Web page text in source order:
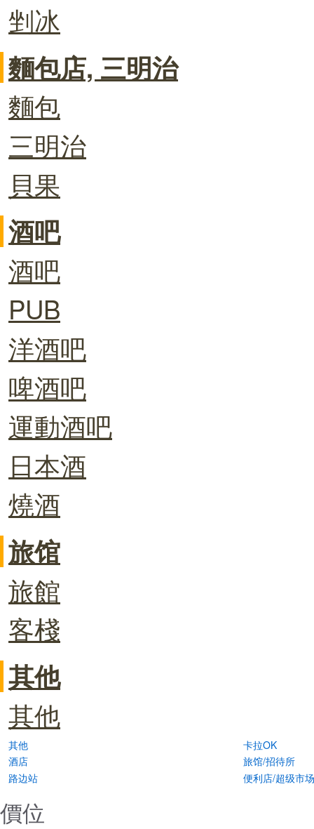
剉冰
麵包店, 三明治
麵包
三明治
貝果
酒吧
酒吧
PUB
洋酒吧
啤酒吧
運動酒吧
日本酒
燒酒
旅馆
旅館
客棧
其他
其他
其他
卡拉OK
酒店
旅馆/招待所
路边站
便利店/超级市场
價位